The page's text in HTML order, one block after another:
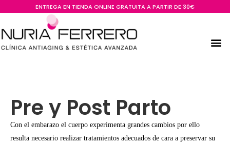
ENTREGA EN TIENDA ONLINE GRATUITA A PARTIR DE 30€
Pre y Post Parto
Con el embarazo el cuerpo experimenta grandes cambios por ello
resulta necesario realizar tratamientos adecuados de cara a preservar su